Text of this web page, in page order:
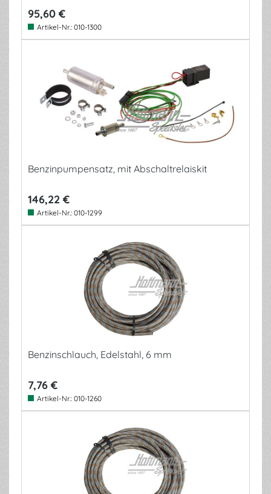
95,60 €
Artikel-Nr.: 010-1300
Benzinpumpensatz, mit Abschaltrelaiskit
146,22 €
Artikel-Nr.: 010-1299
Benzinschlauch, Edelstahl, 6 mm
7,76 €
Artikel-Nr.: 010-1260